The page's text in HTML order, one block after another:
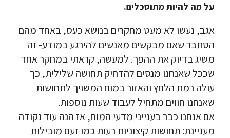
על מה להיות מתוסכלים.
אגב, נעשו לא מעט מחקרים בנושא כעס, באחד מהם
הסתבר שאם מבקשים מאנשים להירגע במודע- זה
משיג בדיוק את ההפך. למעשה, קראתי במחקר אחד
שככל שאנחנו מנסים להדחיק תחושה שלילית, כך
עולה רמת הלחץ והאזור במוח המשויך לתחושות
שאנחנו חווים מתחיל לעבוד שעות נוספות.
אם אנחנו כבר בענייני מדעי המוח, אז הנה עוד נקודה
מעניינת: תחושות קיצוניות רעות כמו זעם מובילות